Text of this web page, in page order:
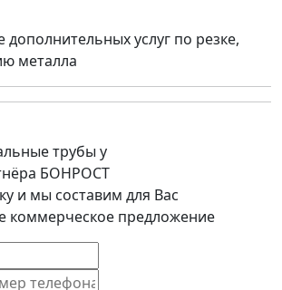
дополнительных услуг по резке,
металла
трубы у
БОНРОСТ
и мы составим для Вас
коммерческое предложение